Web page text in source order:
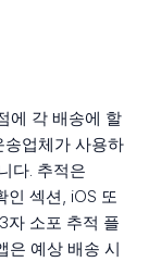
에 각 배송에 할
업체가 사용하
다. 추적은
섹션, iOS 또
자 소포 추적 플
은 예상 배송 시